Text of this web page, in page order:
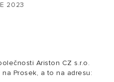
2023
Ariston CZ s.r.o.
Prosek, a to na adresu: